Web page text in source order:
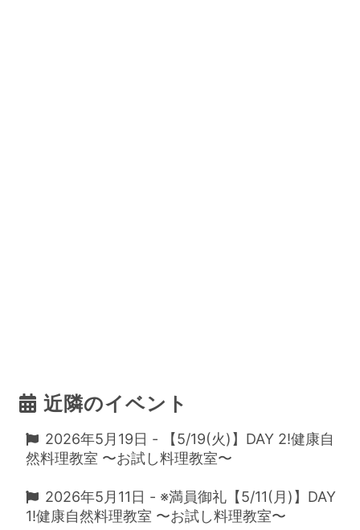
近隣のイベント
2026年5月19日 - 【5/19(火)】DAY 2!健康自
然料理教室 〜お試し料理教室〜
2026年5月11日 - ※満員御礼【5/11(月)】DAY
1!健康自然料理教室 〜お試し料理教室〜